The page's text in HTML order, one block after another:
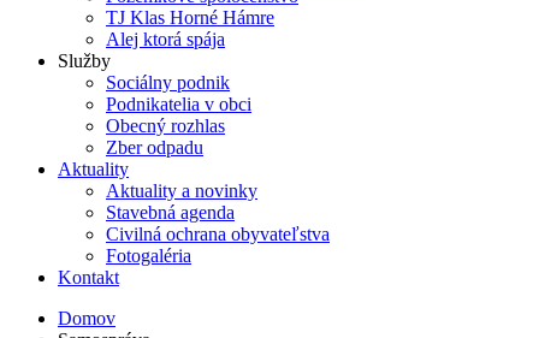
TJ Klas Horné Hámre
Alej ktorá spája
Služby
Sociálny podnik
Podnikatelia v obci
Obecný rozhlas
Zber odpadu
Aktuality
Aktuality a novinky
Stavebná agenda
Civilná ochrana obyvateľstva
Fotogaléria
Kontakt
Domov